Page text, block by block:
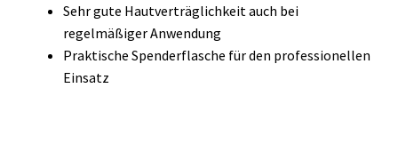
Sehr gute Hautverträglichkeit auch bei
regelmäßiger Anwendung
Praktische Spenderflasche für den professionellen
Einsatz